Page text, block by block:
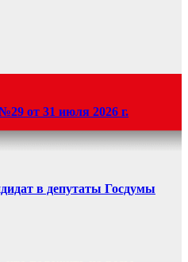
от 31 июля 2026 г.
в депутаты Госдумы